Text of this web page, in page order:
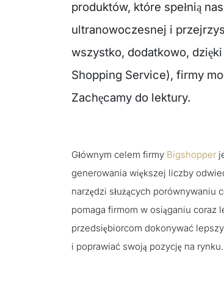
produktów, które spełnią
ultranowoczesnej i
wszystko, dodatkowo,
Shopping Service), firmy
Zachęcamy do lektury.
Głównym celem firmy Bigshopper
generowania większej liczby
narzędzi służących
pomaga firmom w osiąganiu coraz
przedsiębiorcom dokonywać
i poprawiać swoją pozycję na rynku.